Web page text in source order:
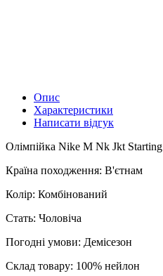
Опис
Характеристики
Написати відгук
Олімпійка Nike M Nk Jkt
Країна походження: В'єтнам
Колір: Комбінований
Стать: Чоловіча
Погодні умови: Демісезон
Склад товару: 100% нейлон